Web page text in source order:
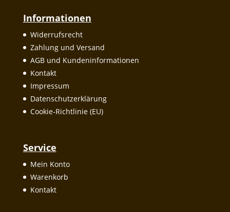
Informationen
Widerrufsrecht
Zahlung und Versand
AGB und Kundeninformationen
Kontakt
Impressum
Datenschutzerklärung
Cookie-Richtlinie (EU)
Service
Mein Konto
Warenkorb
Kontakt